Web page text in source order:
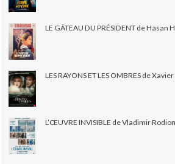
LE GÂTEAU DU PRÉSIDENT de Hasan
LES RAYONS ET LES OMBRES de
L’ŒUVRE INVISIBLE de Vladimir